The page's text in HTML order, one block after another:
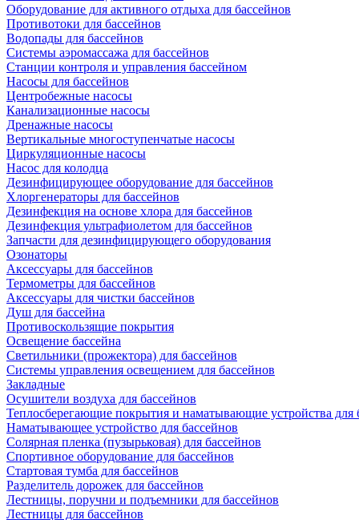
Оборудование для активного отдыха для бассейнов
Противотоки для бассейнов
Водопады для бассейнов
Системы аэромассажа для бассейнов
Станции контроля и управления бассейном
Насосы для бассейнов
Центробежные насосы
Канализационные насосы
Дренажные насосы
Вертикальные многоступенчатые насосы
Циркуляционные насосы
Насос для колодца
Дезинфицирующее оборудование для бассейнов
Хлоргенераторы для бассейнов
Дезинфекция на основе хлора для бассейнов
Дезинфекция ультрафиолетом для бассейнов
Запчасти для дезинфицирующего оборудования
Озонаторы
Аксессуары для бассейнов
Термометры для бассейнов
Аксессуары для чистки бассейнов
Душ для бассейна
Противоскользящие покрытия
Освещение бассейна
Светильники (прожектора) для бассейнов
Системы управления освещением для бассейнов
Закладные
Осушители воздуха для бассейнов
Теплосберегающие покрытия и наматывающие устройства для
Наматывающее устройство для бассейнов
Солярная пленка (пузырьковая) для бассейнов
Спортивное оборудование для бассейнов
Стартовая тумба для бассейнов
Разделитель дорожек для бассейнов
Лестницы, поручни и подъемники для бассейнов
Лестницы для бассейнов